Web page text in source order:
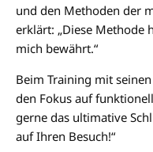
und den Methoden der
erklärt: „Diese Methode
mich bewährt.“
Beim Training mit
den Fokus auf
gerne das ultimative
auf Ihren Besuch!“